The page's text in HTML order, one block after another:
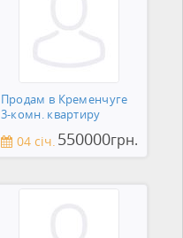
Продам в Кременчуге
3-комн. квартиру
04 січ. 550000грн.